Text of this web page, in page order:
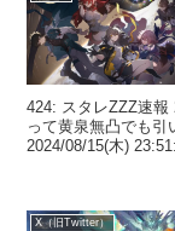
424: スタレZZZ速報
って黄泉無凸でも
2024/08/15(木)
X（旧Twitter）